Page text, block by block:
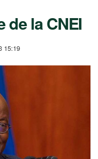
la CNEI
15:19